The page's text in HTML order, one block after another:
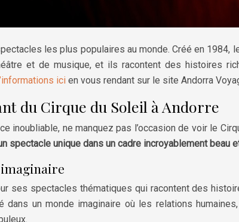
les plus populaires au monde. Créé en
et de musique, et ils racontent des histoires
ici en vous rendant sur le site Andorra
du Cirque du Soleil à Andorre
inoubliable, ne manquez pas l’occasion de voir le
spectacle unique dans un cadre incroyablement beau
imaginaire
ses spectacles thématiques qui racontent des
dans un monde imaginaire où les relations